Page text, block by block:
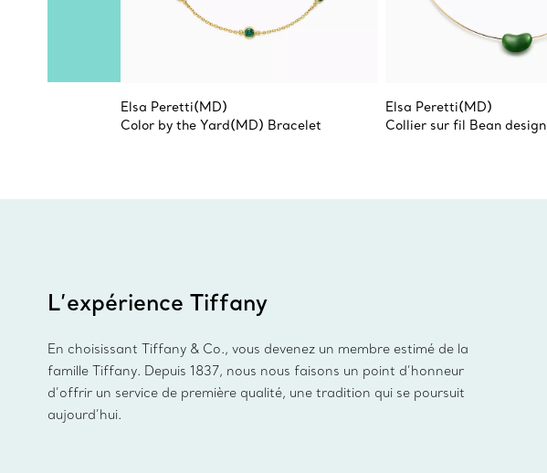
Elsa Peretti(MD)
Color by the Yard(MD) Bracelet
Elsa Peretti(MD)
Collier sur fil Bean design
L’expérience Tiffany
En choisissant Tiffany & Co., vous devenez un membre estimé de la
famille Tiffany. Depuis 1837, nous nous faisons un point d’honneur
d’offrir un service de première qualité, une tradition qui se poursuit
aujourd’hui.